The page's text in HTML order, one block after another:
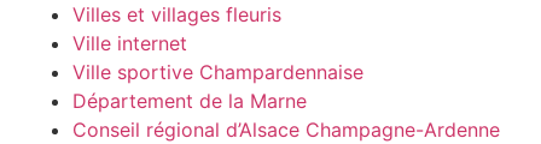
Villes et villages fleuris
Ville internet
Ville sportive Champardennaise
Département de la Marne
Conseil régional d’Alsace Champagne-Ardenne